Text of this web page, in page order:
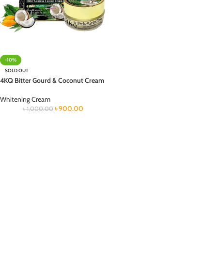
-10%
SOLD OUT
4KQ Bitter Gourd & Coconut Cream
Whitening Cream
৳1,000.00 ৳900.00